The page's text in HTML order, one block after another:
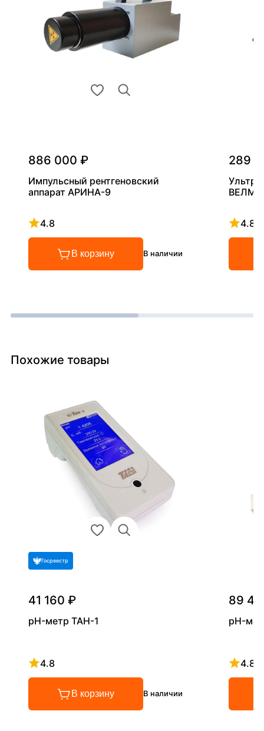
886 000 ₽
Импульсный рентгеновский
аппарат АРИНА-9
4.8
Рейтинг 4.8 из 5
В корзину В наличии
289
4.8
Похожие товары
Госреестр
41 160 ₽
pH-метр ТАН-1
4.8
Рейтинг 4.8 из 5
В корзину В наличии
89
pH-
4.8